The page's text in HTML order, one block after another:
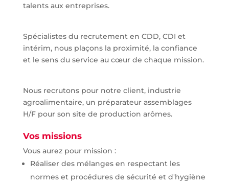
talents aux entreprises.
Spécialistes du recrutement en CDD, CDI et
intérim, nous plaçons la proximité, la confiance
et le sens du service au cœur de chaque mission.
Nous recrutons pour notre client, industrie
agroalimentaire, un préparateur assemblages
H/F pour son site de production arômes.
Vos missions
Vous aurez pour mission :
Réaliser des mélanges en respectant les
normes et procédures de sécurité et d'hygiène